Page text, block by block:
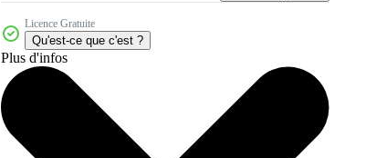
Licence Gratuite
Qu'est-ce que c'est ?
Plus d'infos